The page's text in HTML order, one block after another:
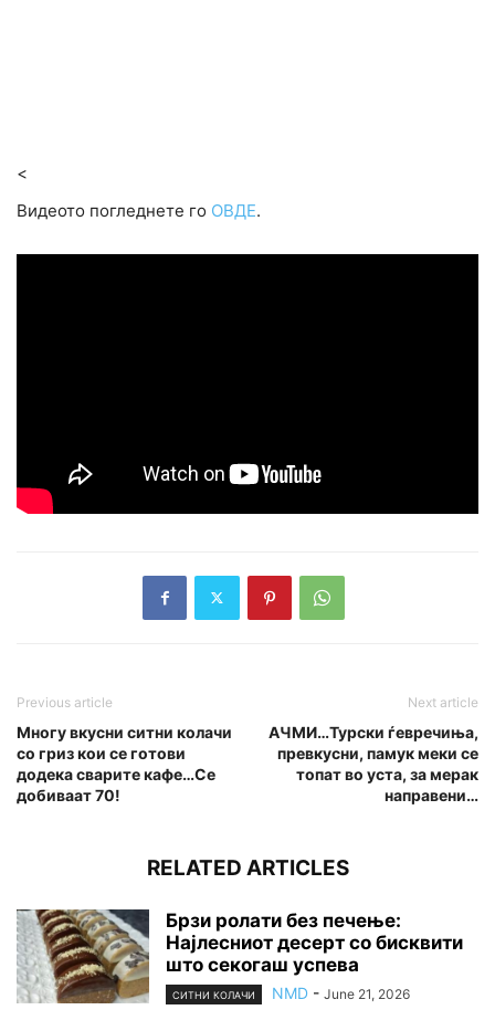
<
Видеото погледнете го ОВДЕ.
Previous article
Многу вкусни ситни колачи
со гриз кои се готови
додека сварите кафе…Се
добиваат 70!
Next article
АЧМИ…Турски ѓевречиња,
превкусни, памук меки се
топат во уста, за мерак
направени…
RELATED ARTICLES
Брзи ролати без печење:
Најлесниот десерт со бисквити
што секогаш успева
СИТНИ КОЛАЧИ NMD - June 21, 2026